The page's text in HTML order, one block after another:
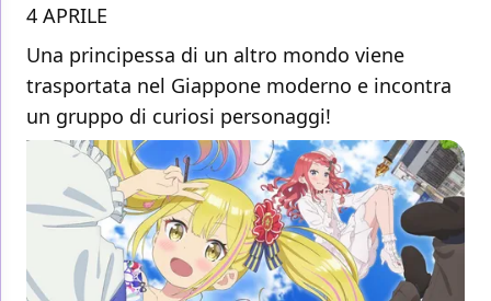
4 APRILE
Una principessa di un altro mondo viene
trasportata nel Giappone moderno e incontra
un gruppo di curiosi personaggi!